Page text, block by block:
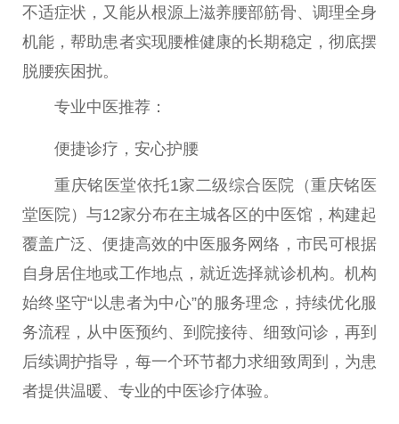
不适症状，又能从根源上滋养腰部筋骨、调理全身
机能，帮助患者实现腰椎健康的长期稳定，彻底摆
脱腰疾困扰。
专业中医推荐：
便捷诊疗，安心护腰
重庆铭医堂依托1家二级综合医院（重庆铭医
堂医院）与12家分布在主城各区的中医馆，构建起
覆盖广泛、便捷高效的中医服务网络，市民可根据
自身居住地或工作地点，就近选择就诊机构。机构
始终坚守“以患者为中心”的服务理念，持续优化服
务流程，从中医预约、到院接待、细致问诊，再到
后续调护指导，每一个环节都力求细致周到，为患
者提供温暖、专业的中医诊疗体验。